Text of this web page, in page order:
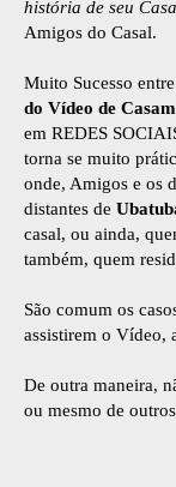
história de seu
Amigos do Casal.
Muito Sucesso
do Vídeo de
em REDES
torna se muito
onde, Amigos e os
distantes de
casal, ou ainda,
também, quem
São comum os
assistirem o Vídeo,
De outra maneira,
ou mesmo de